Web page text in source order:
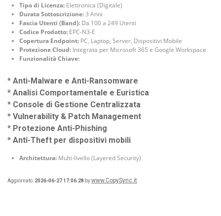
Tipo di Licenza: Elettronica (Digitale)
Durata Sottoscrizione:3 Anni
Fascia Utenti (Band): Da 100 a 249 Utenti
Codice Prodotto: EPC-N3-E
Copertura Endpoint: PC, Laptop, Server, Dispositivi Mobile
Protezione Cloud: Integrata per Microsoft 365 e Google Workspace
Funzionalità Chiave:
* Anti-Malware e Anti-Ransomware
* Analisi Comportamentale e Euristica
* Console di Gestione Centralizzata
* Vulnerability & Patch Management
* Protezione Anti-Phishing
* Anti-Theft per dispositivi mobili
Architettura: Multi-livello (Layered Security)
Aggiornato: 2026-06-27 17:06:28 bywww.CopySync.it